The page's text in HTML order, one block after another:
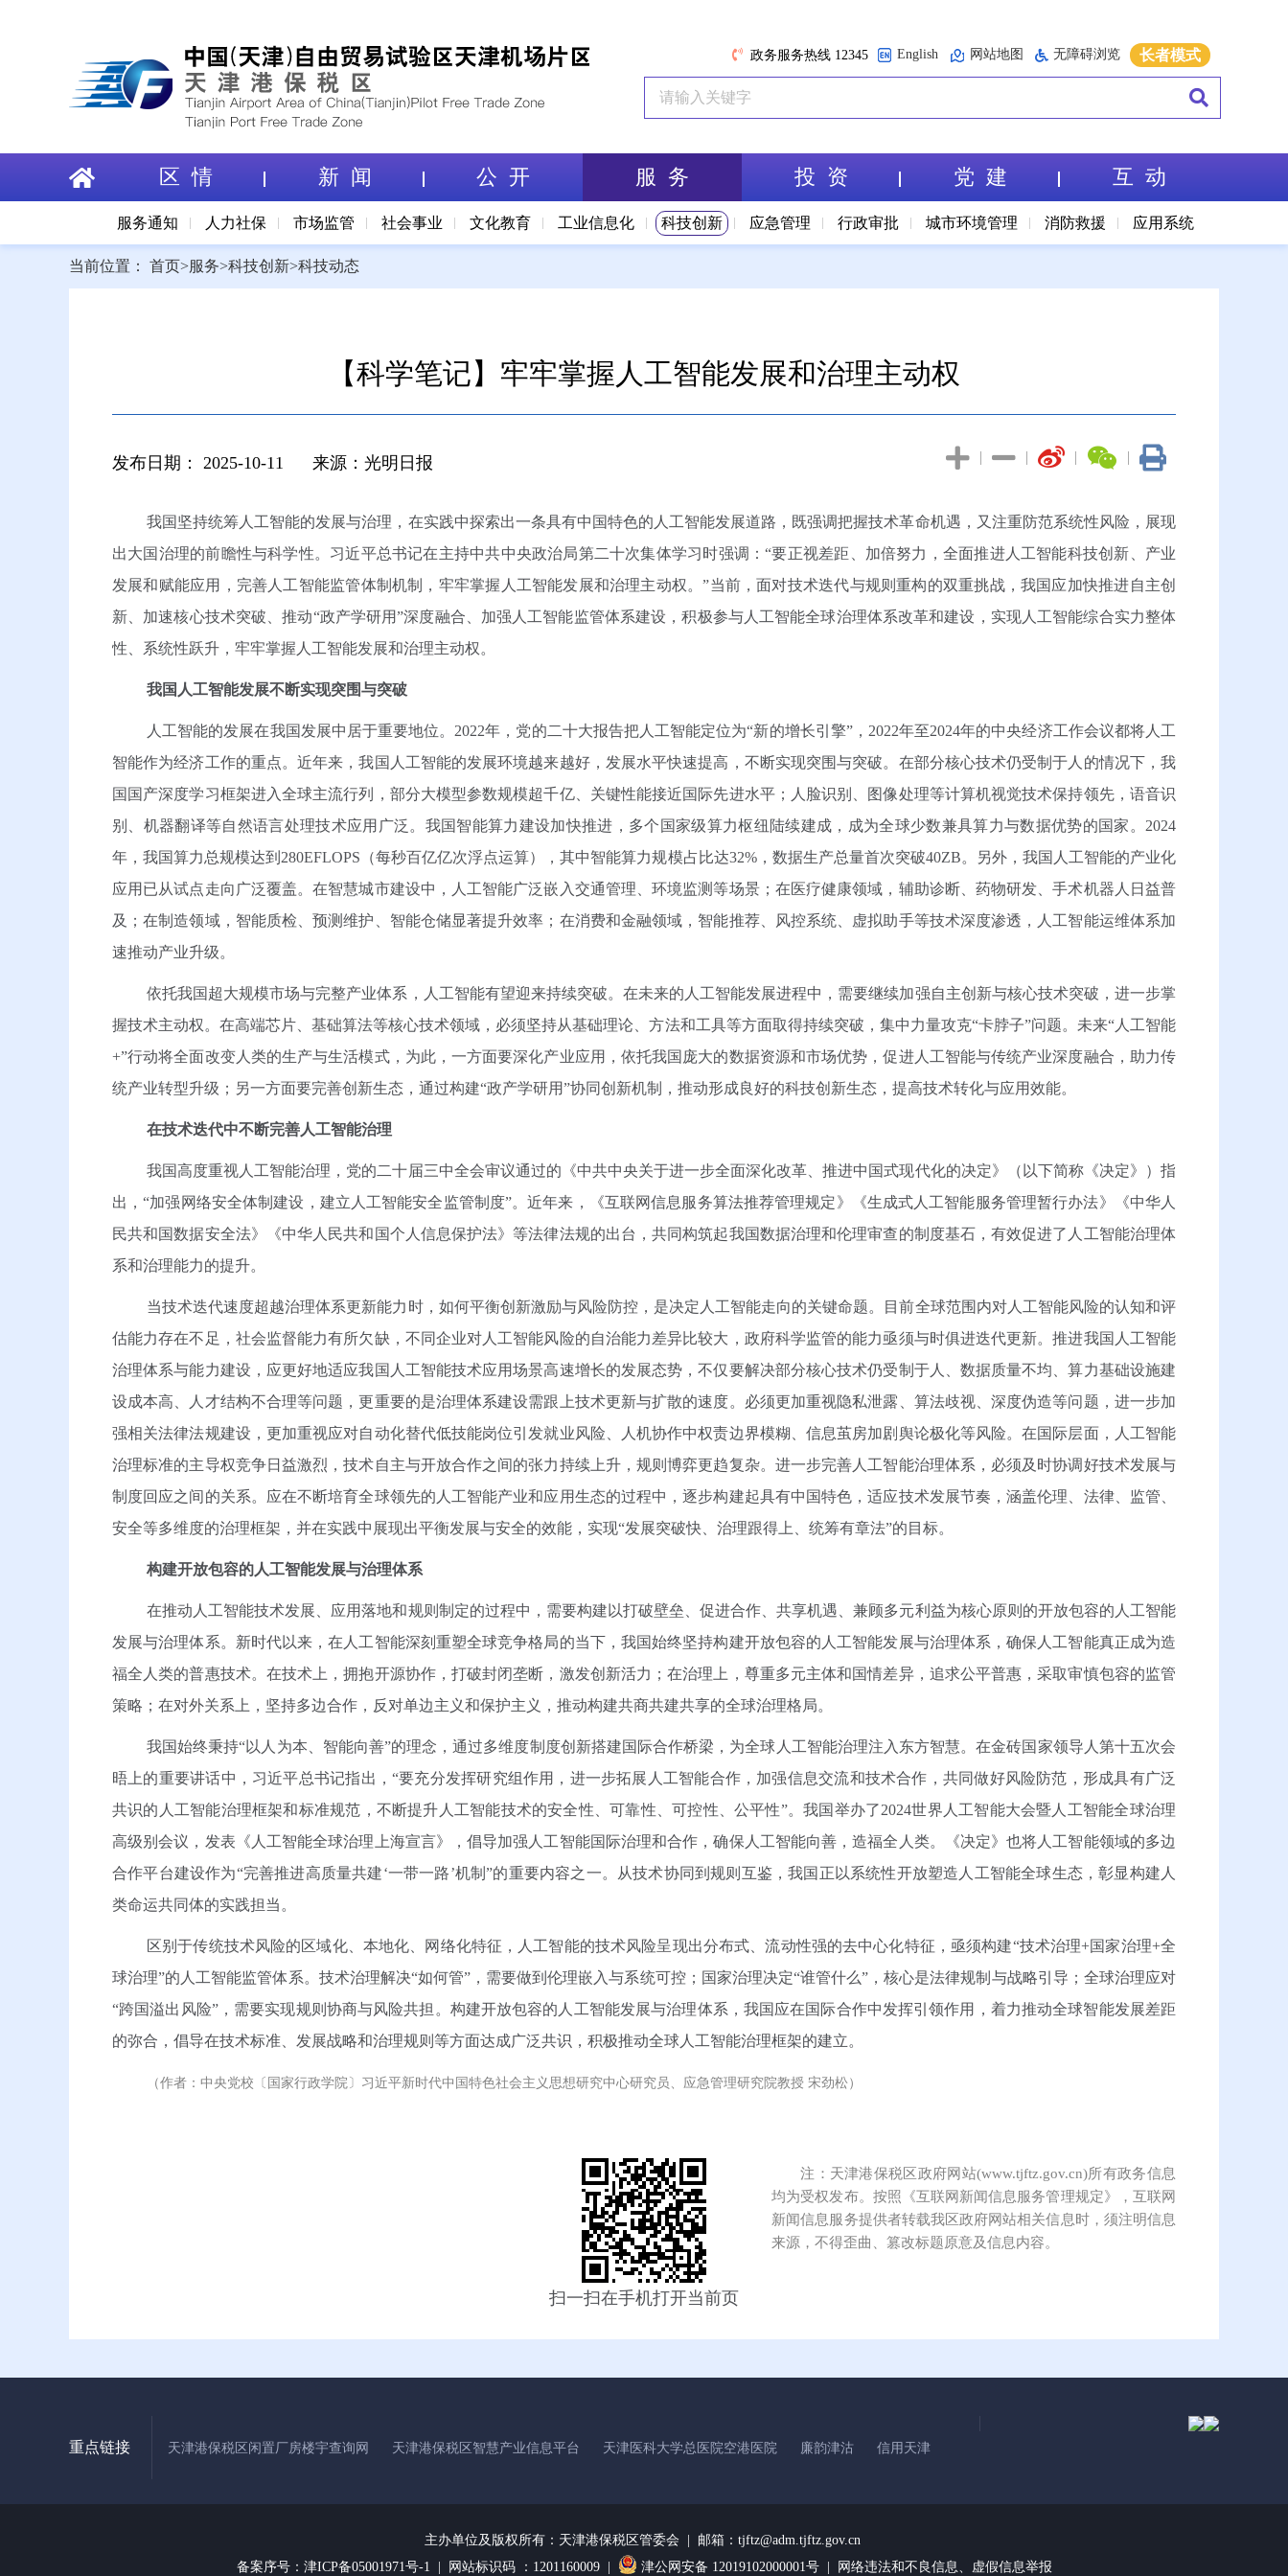
政务服务热线 12345 English 网站地图 无障碍浏览 长者模式
区 情 新 闻 公 开 服 务
服务通知 人力社保 市场监管 社会事业 文化教育 工业信息化 科技创新 应急管理 行政审批 城市环境管理 消防救援 应用系统
投 资 党 建 互 动
当前位置： 首页>服务>科技创新>科技动态
【科学笔记】牢牢掌握人工智能发展和治理主动权
发布日期： 2025-10-11 来源：光明日报 |
|
|
|
我国坚持统筹人工智能的发展与治理，在实践中探索出一条具有中国特色的人工智能发展道路，既强调把握技术革命机遇，又注重防范系统性风险，展现
出大国治理的前瞻性与科学性。习近平总书记在主持中共中央政治局第二十次集体学习时强调：“要正视差距、加倍努力，全面推进人工智能科技创新、产业
发展和赋能应用，完善人工智能监管体制机制，牢牢掌握人工智能发展和治理主动权。”当前，面对技术迭代与规则重构的双重挑战，我国应加快推进自主创
新、加速核心技术突破、推动“政产学研用”深度融合、加强人工智能监管体系建设，积极参与人工智能全球治理体系改革和建设，实现人工智能综合实力整体
性、系统性跃升，牢牢掌握人工智能发展和治理主动权。
我国人工智能发展不断实现突围与突破
人工智能的发展在我国发展中居于重要地位。2022年，党的二十大报告把人工智能定位为“新的增长引擎”，2022年至2024年的中央经济工作会议都将人工
智能作为经济工作的重点。近年来，我国人工智能的发展环境越来越好，发展水平快速提高，不断实现突围与突破。在部分核心技术仍受制于人的情况下，我
国国产深度学习框架进入全球主流行列，部分大模型参数规模超千亿、关键性能接近国际先进水平；人脸识别、图像处理等计算机视觉技术保持领先，语音识
别、机器翻译等自然语言处理技术应用广泛。我国智能算力建设加快推进，多个国家级算力枢纽陆续建成，成为全球少数兼具算力与数据优势的国家。2024
年，我国算力总规模达到280EFLOPS（每秒百亿亿次浮点运算），其中智能算力规模占比达32%，数据生产总量首次突破40ZB。另外，我国人工智能的产业化
应用已从试点走向广泛覆盖。在智慧城市建设中，人工智能广泛嵌入交通管理、环境监测等场景；在医疗健康领域，辅助诊断、药物研发、手术机器人日益普
及；在制造领域，智能质检、预测维护、智能仓储显著提升效率；在消费和金融领域，智能推荐、风控系统、虚拟助手等技术深度渗透，人工智能运维体系加
速推动产业升级。
依托我国超大规模市场与完整产业体系，人工智能有望迎来持续突破。在未来的人工智能发展进程中，需要继续加强自主创新与核心技术突破，进一步掌
握技术主动权。在高端芯片、基础算法等核心技术领域，必须坚持从基础理论、方法和工具等方面取得持续突破，集中力量攻克“卡脖子”问题。未来“人工智能
+”行动将全面改变人类的生产与生活模式，为此，一方面要深化产业应用，依托我国庞大的数据资源和市场优势，促进人工智能与传统产业深度融合，助力传
统产业转型升级；另一方面要完善创新生态，通过构建“政产学研用”协同创新机制，推动形成良好的科技创新生态，提高技术转化与应用效能。
在技术迭代中不断完善人工智能治理
我国高度重视人工智能治理，党的二十届三中全会审议通过的《中共中央关于进一步全面深化改革、推进中国式现代化的决定》（以下简称《决定》）指
出，“加强网络安全体制建设，建立人工智能安全监管制度”。近年来，《互联网信息服务算法推荐管理规定》《生成式人工智能服务管理暂行办法》《中华人
民共和国数据安全法》《中华人民共和国个人信息保护法》等法律法规的出台，共同构筑起我国数据治理和伦理审查的制度基石，有效促进了人工智能治理体
系和治理能力的提升。
当技术迭代速度超越治理体系更新能力时，如何平衡创新激励与风险防控，是决定人工智能走向的关键命题。目前全球范围内对人工智能风险的认知和评
估能力存在不足，社会监督能力有所欠缺，不同企业对人工智能风险的自治能力差异比较大，政府科学监管的能力亟须与时俱进迭代更新。推进我国人工智能
治理体系与能力建设，应更好地适应我国人工智能技术应用场景高速增长的发展态势，不仅要解决部分核心技术仍受制于人、数据质量不均、算力基础设施建
设成本高、人才结构不合理等问题，更重要的是治理体系建设需跟上技术更新与扩散的速度。必须更加重视隐私泄露、算法歧视、深度伪造等问题，进一步加
强相关法律法规建设，更加重视应对自动化替代低技能岗位引发就业风险、人机协作中权责边界模糊、信息茧房加剧舆论极化等风险。在国际层面，人工智能
治理标准的主导权竞争日益激烈，技术自主与开放合作之间的张力持续上升，规则博弈更趋复杂。进一步完善人工智能治理体系，必须及时协调好技术发展与
制度回应之间的关系。应在不断培育全球领先的人工智能产业和应用生态的过程中，逐步构建起具有中国特色，适应技术发展节奏，涵盖伦理、法律、监管、
安全等多维度的治理框架，并在实践中展现出平衡发展与安全的效能，实现“发展突破快、治理跟得上、统筹有章法”的目标。
构建开放包容的人工智能发展与治理体系
在推动人工智能技术发展、应用落地和规则制定的过程中，需要构建以打破壁垒、促进合作、共享机遇、兼顾多元利益为核心原则的开放包容的人工智能
发展与治理体系。新时代以来，在人工智能深刻重塑全球竞争格局的当下，我国始终坚持构建开放包容的人工智能发展与治理体系，确保人工智能真正成为造
福全人类的普惠技术。在技术上，拥抱开源协作，打破封闭垄断，激发创新活力；在治理上，尊重多元主体和国情差异，追求公平普惠，采取审慎包容的监管
策略；在对外关系上，坚持多边合作，反对单边主义和保护主义，推动构建共商共建共享的全球治理格局。
我国始终秉持“以人为本、智能向善”的理念，通过多维度制度创新搭建国际合作桥梁，为全球人工智能治理注入东方智慧。在金砖国家领导人第十五次会
晤上的重要讲话中，习近平总书记指出，“要充分发挥研究组作用，进一步拓展人工智能合作，加强信息交流和技术合作，共同做好风险防范，形成具有广泛
共识的人工智能治理框架和标准规范，不断提升人工智能技术的安全性、可靠性、可控性、公平性”。我国举办了2024世界人工智能大会暨人工智能全球治理
高级别会议，发表《人工智能全球治理上海宣言》，倡导加强人工智能国际治理和合作，确保人工智能向善，造福全人类。《决定》也将人工智能领域的多边
合作平台建设作为“完善推进高质量共建‘一带一路’机制”的重要内容之一。从技术协同到规则互鉴，我国正以系统性开放塑造人工智能全球生态，彰显构建人
类命运共同体的实践担当。
区别于传统技术风险的区域化、本地化、网络化特征，人工智能的技术风险呈现出分布式、流动性强的去中心化特征，亟须构建“技术治理+国家治理+全
球治理”的人工智能监管体系。技术治理解决“如何管”，需要做到伦理嵌入与系统可控；国家治理决定“谁管什么”，核心是法律规制与战略引导；全球治理应对
“跨国溢出风险”，需要实现规则协商与风险共担。构建开放包容的人工智能发展与治理体系，我国应在国际合作中发挥引领作用，着力推动全球智能发展差距
的弥合，倡导在技术标准、发展战略和治理规则等方面达成广泛共识，积极推动全球人工智能治理框架的建立。
（作者：中央党校〔国家行政学院〕习近平新时代中国特色社会主义思想研究中心研究员、应急管理研究院教授 宋劲松）
扫一扫在手机打开当前页
注：天津港保税区政府网站(www.tjftz.gov.cn)所有政务信息
均为受权发布。按照《互联网新闻信息服务管理规定》，互联网
新闻信息服务提供者转载我区政府网站相关信息时，须注明信息
来源，不得歪曲、篡改标题原意及信息内容。
重点链接 天津港保税区闲置厂房楼宇查询网 天津港保税区智慧产业信息平台 天津医科大学总医院空港医院 廉韵津沽 信用天津
主办单位及版权所有： 天津港保税区管委会 | 邮箱：tjftz@adm.tjftz.gov.cn
备案序号：津ICP备05001971号-1 | 网站标识码 ：1201160009 | 津公网安备 12019102000001号 | 网络违法和不良信息、虚假信息举报